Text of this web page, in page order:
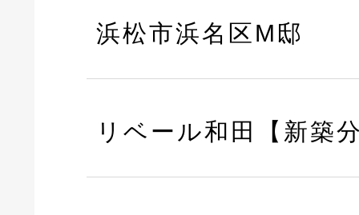
浜松市浜名区M邸
リベール和田【新築